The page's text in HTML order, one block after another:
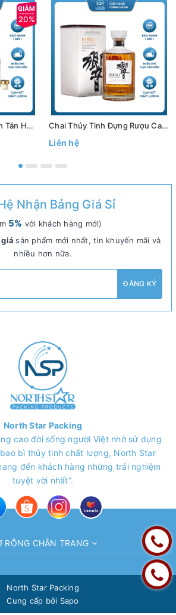
20%
Chai Thủy tinh Khuếch Tán Hương Thơm Có nút 120ml, 200ml - Bình Thủy Tinh Decor Trang Trí - North Star Packing Chai Thủy Tinh Đựng Rượu Cao Cấp 500ml 750ml Mẫu Chai Hibiki, Thiết Kế Sang Trọng - North Star Packing
Liên hệ
Nhận Bảng Giá Sỉ
5% với khách hàng mới)
giásản phẩm mới nhất, tin khuyến mãi và
nhiều hơn nữa.
ĐĂNG KÝ
North Star Packing
cao đời sống người Việt nhờ sử dụng
bì thủy tinh chất lượng, North Star
đến khách hàng những trải nghiệm
tuyệt vời nhất”.
RỘNG CHÂN TRANG
North Star Packing
Cung cấp bởi Sapo